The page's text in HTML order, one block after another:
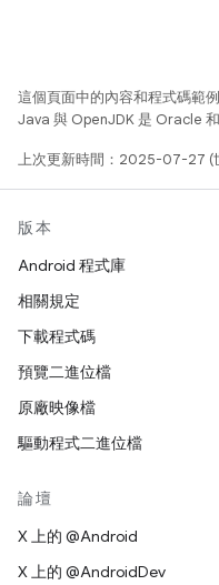
這個頁面中的內容和程式碼範
Java 與 OpenJDK 是 Oracle
上次更新時間：2025-07-27 (
版本
Android 程式庫
相關規定
下載程式碼
預覽二進位檔
原廠映像檔
驅動程式二進位檔
論壇
X 上的 @Android
X 上的 @AndroidDev